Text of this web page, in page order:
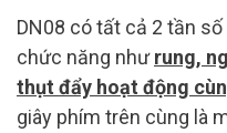
DN08 có tất cả 2 tần
chức năng nhưrung,
thụt đẩy hoạt động
giây phím trên cùng là